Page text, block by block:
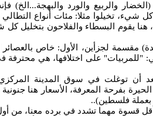
والربيع والورد والبهجة...الخ)
شيء، تخيلوا مثلا: مئات أنواع
هنا يقوم البسطاء والفلاحون بتخليل
مقسمة لجزأين، الأول: خاص بالعصائر
"للمربيات" على اختلافها، هي محترفة
أن توغلت في سوق المدينة المركزي
بفرحة المعرفة، الأسعار هنا
قسوة مهما تشدد في برده معنا، من